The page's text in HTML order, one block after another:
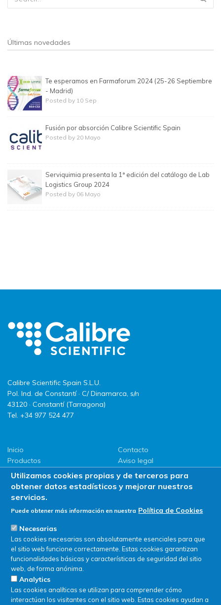
Formulario de búsqueda
Últimas novedades
Te esperamos en Farmaforum 2024 (25-26 Septiembre
- Madrid)
Posted by 10 Sep
Fusión por absorción Calibre Scientific Spain
Posted by 20 Mayo
Serviquimia presenta la 1ª edición del catálogo de Lab
Logistics Group 2024
Posted by 06 Mayo
Calibre Scientific Spain S.L.U.
Pol. Ind. de Constantí · C/ Dinamarca, s/n
43120 · Constantí (Tarragona)
Tel. +34 977 524 477
Inicio
Productos
LLG
Promociones
ServiSAT
Contacto
Aviso legal
Política de privacidad
Política de Cookies
Buscar en tienda
Utilizamos cookies propias y de terceros para
obtener datos estadísticos y mejorar nuestros
servicios.
Puede obtener más información en nuestra Política de Cookies
Necesarias
Las cookies necesarias son absolutamente esenciales para que
el sitio web funcione correctamente. Estas cookies garantizan
funcionalidades básicas y características de seguridad del sitio
web, de forma anónima.
Analytics
Las cookies analíticas se utilizan para comprender cómo
interactúan los visitantes con el sitio web. Estas cookies ayudan a